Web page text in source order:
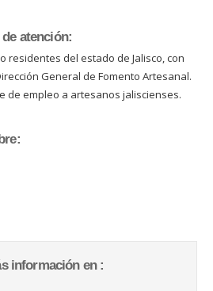
atención:
residentes del estado de Jalisco, con
General de Fomento Artesanal.
de empleo a artesanos jaliscienses.
información en :